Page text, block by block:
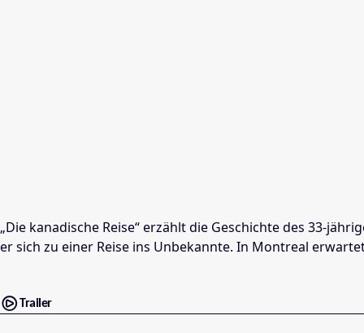
„Die kanadische Reise“ erzählt die Geschichte des 33-
er sich zu einer Reise ins Unbekannte. In Montreal
Trailer